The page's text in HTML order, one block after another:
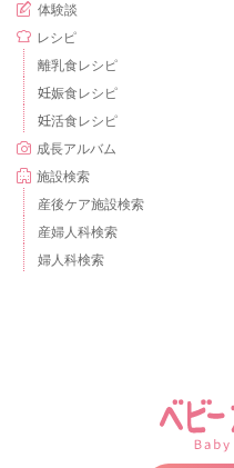
体験談
レシピ
離乳食レシピ
妊娠食レシピ
妊活食レシピ
成長アルバム
施設検索
産後ケア施設検索
産婦人科検索
婦人科検索